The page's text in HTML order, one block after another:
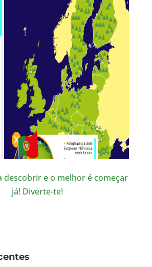
descobrir e o melhor é começar
já! Diverte-te!